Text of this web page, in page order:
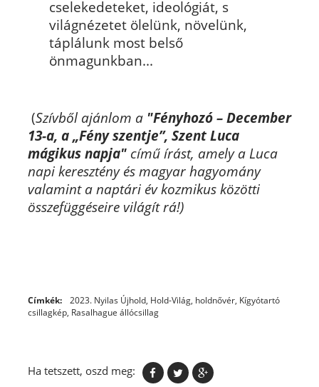
cselekedeteket, ideológiát, s
világnézetet ölelünk, növelünk,
táplálunk most belső
önmagunkban...
(Szívből ajánlom a "Fényhozó – December
13-a, a „Fény szentje”, Szent Luca
mágikus napja" című írást, amely a Luca
napi keresztény és magyar hagyomány
valamint a naptári év kozmikus közötti
összefüggéseire világít rá!)
Címkék: 2023. Nyilas Újhold, Hold-Világ, holdnővér, Kígyótartó
csillagkép, Rasalhague állócsillag
Ha tetszett, oszd meg: